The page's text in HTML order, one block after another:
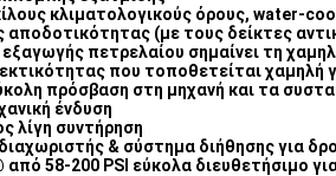
κλιματολογικούς όρους, water-
(με τους δείκτες
πετρελαίου σημαίνει τη
που τοποθετείται χαμηλή
πρόσβαση στη μηχανή και τα
ένδυση
λίγη συντήρηση
& σύστημα διήθησης για
από 58-200 PSI εύκολα διευθετήσιμο